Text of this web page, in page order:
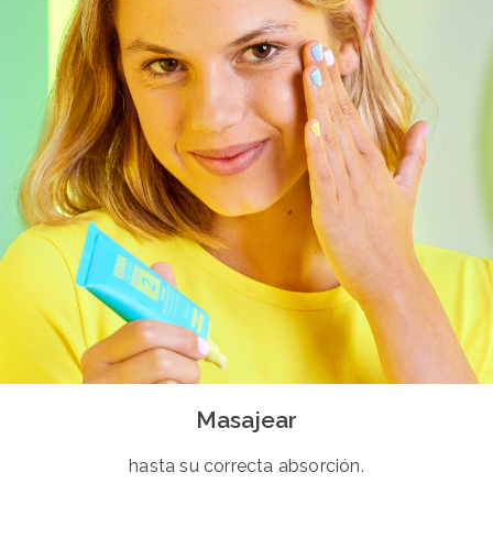
Masajear
hasta su correcta absorción.